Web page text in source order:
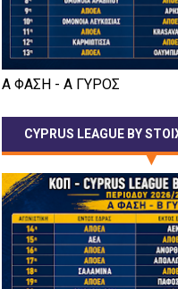
Α ΦΑΣΗ - Α ΓΥΡΟΣ
CYPRUS LEAGUE BY